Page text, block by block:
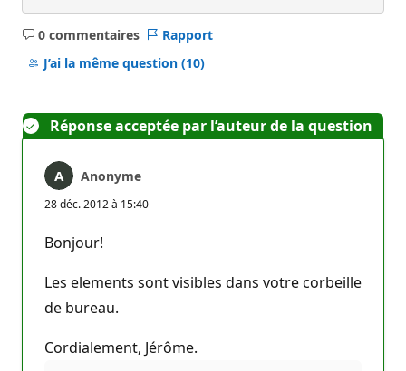
0 commentaires
Aucun
commentaire
Rapport
J’ai la même question (10)
Réponse acceptée par l’auteur de la question
Anonyme
28 déc. 2012 à 15:40
Bonjour!
Les elements sont visibles dans votre corbeille
de bureau.
Cordialement, Jérôme.